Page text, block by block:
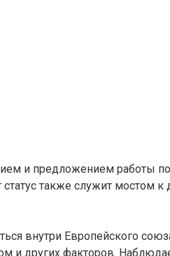
и предложением работы
также служит мостом
внутри Европейского
и других факторов.